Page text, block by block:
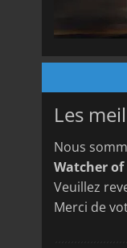
Les
Nous
Watcher of
Veuillez
Merci de